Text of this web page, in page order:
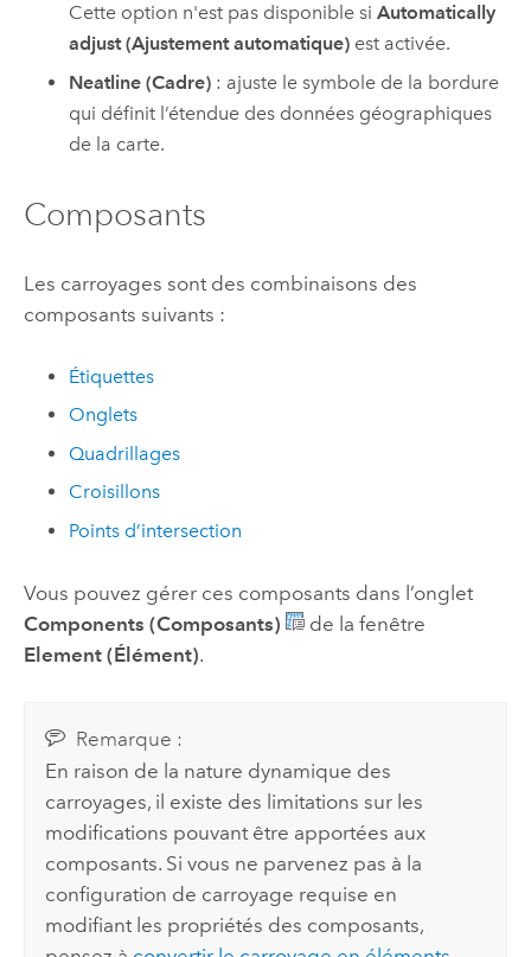
Cette option n'est pas disponible siAutomatically
adjust (Ajustement automatique) est activée.
Neatline (Cadre) : ajuste le symbole de la bordure
qui définit l’étendue des données géographiques
de la carte.
Composants
Les carroyages sont des combinaisons des
composants suivants :
Étiquettes
Onglets
Quadrillages
Croisillons
Points d’intersection
Vous pouvez gérer ces composants dans l’onglet
Components (Composants)
de la fenêtre
Element (Élément).
Remarque :
En raison de la nature dynamique des
carroyages, il existe des limitations sur les
modifications pouvant être apportées aux
composants. Si vous ne parvenez pas à la
configuration de carroyage requise en
modifiant les propriétés des composants,